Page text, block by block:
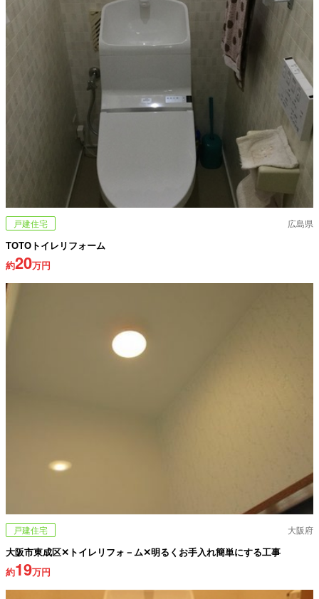
戸建住宅 広島県
TOTOトイレリフォーム
約20万円
戸建住宅 大阪府
大阪市東成区✕トイレリフォ－ム✕明るくお手入れ簡単にする工事
約19万円